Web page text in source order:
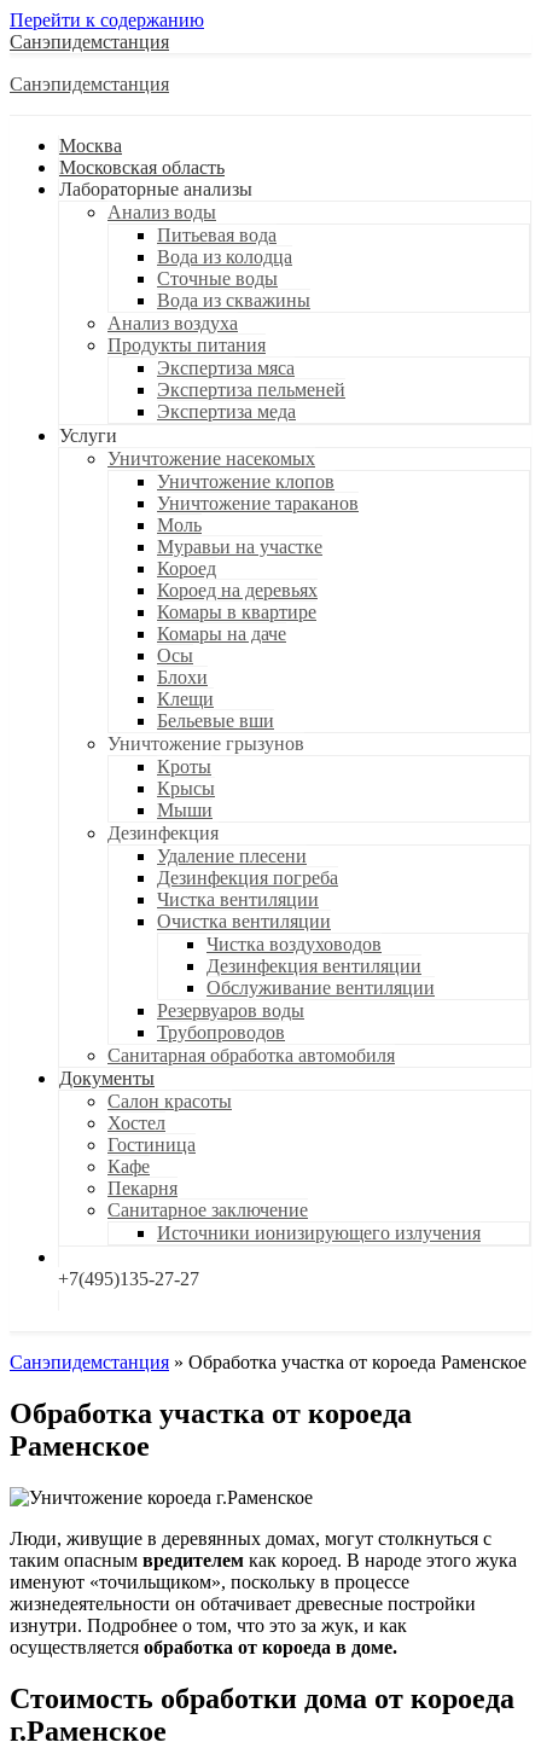
Перейти к содержанию
Санэпидемстанция
Санэпидемстанция
Москва
Московская область
Лабораторные анализы
Анализ воды
Питьевая вода
Вода из колодца
Сточные воды
Вода из скважины
Анализ воздуха
Продукты питания
Экспертиза мяса
Экспертиза пельменей
Экспертиза меда
Услуги
Уничтожение насекомых
Уничтожение клопов
Уничтожение тараканов
Моль
Муравьи на участке
Короед
Короед на деревьях
Комары в квартире
Комары на даче
Осы
Блохи
Клещи
Бельевые вши
Уничтожение грызунов
Кроты
Крысы
Мыши
Дезинфекция
Удаление плесени
Дезинфекция погреба
Чистка вентиляции
Очистка вентиляции
Чистка воздуховодов
Дезинфекция вентиляции
Обслуживание вентиляции
Резервуаров воды
Трубопроводов
Санитарная обработка автомобиля
Документы
Салон красоты
Хостел
Гостиница
Кафе
Пекарня
Санитарное заключение
Источники ионизирующего излучения
+7(495)135-27-27
Санэпидемстанция » Обработка участка от короеда Раменское
Обработка участка от короеда
Раменское
Люди, живущие в деревянных домах, могут столкнуться с
таким опасным вредителем как короед. В народе этого жука
именуют «точильщиком», поскольку в процессе
жизнедеятельности он обтачивает древесные постройки
изнутри. Подробнее о том, что это за жук, и как
осуществляется обработка от короеда в доме.
Стоимость обработки дома от короеда
г.Раменское